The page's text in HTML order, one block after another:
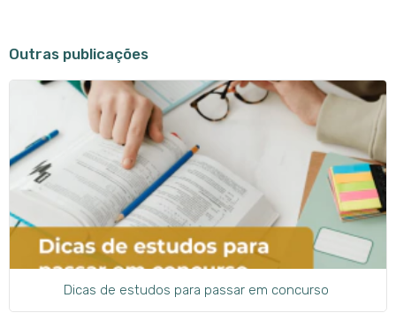
Outras publicações
Dicas de estudos para passar em concurso